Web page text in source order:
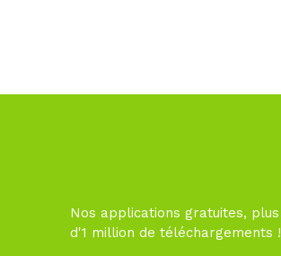
Nos applications gratuites, plus
d'1 million de téléchargements !